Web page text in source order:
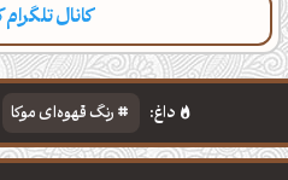
کانال
داغ: رنگ قهوه‌ای موکا
دانلود والپیپر مذهبی